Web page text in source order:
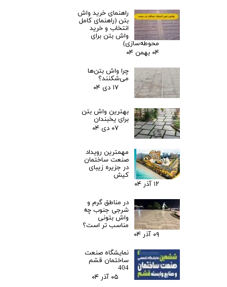
راهنمای خرید واش
بتن (راهنمای کامل
انتخاب و خرید
واش بتن برای
محوطه‌سازی)
۰۴ بهمن ۰۴
چرا واش بتن‌ها
می‌شکنند؟
۱۷ دی ۰۴
بهترین واش بتن
برای یخبندان
۰۷ دی ۰۴
مهمترین رویداد
صنعت ساختمان
در جزیره زیبای
کیش
۱۲ آذر ۰۴
در مناطق گرم و
شرجی جنوب چه
واش بتونی
مناسب تر است؟
۰۹ آذر ۰۴
نمایشگاه صنعت
ساختمان قشم
404
۰۵ آذر ۰۴